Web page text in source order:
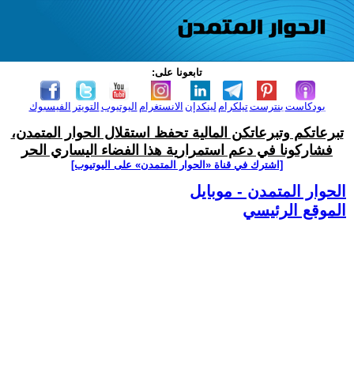
تابعونا على:
الفيسبوك التويتر اليوتيوب الانستغرام لينكدإن تيلكرامبنترست بودكاست
تبرعاتكم وتبرعاتكن المالية تحفظ استقلال الحوار المتمدن،
فشاركونا في دعم استمرارية هذا الفضاء اليساري الحر
[اشترك في قناة ‫«الحوار المتمدن» على اليوتيوب]
الحوار المتمدن - موبايل
الموقع الرئيسي